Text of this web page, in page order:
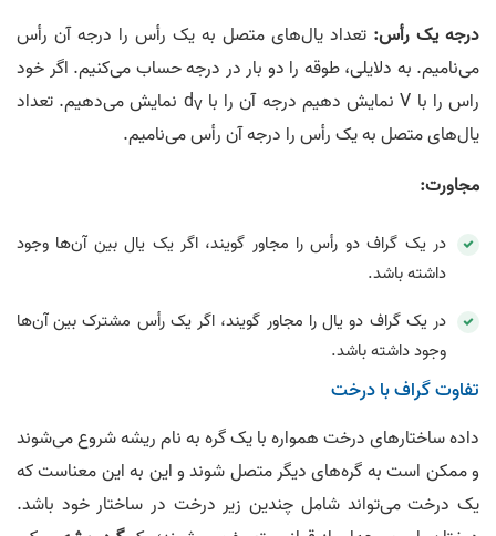
درجه یک رأس: تعداد یال‌های متصل به یک رأس را درجه آن رأس
می‌­نامیم. به دلایلی، طوقه را دو بار در درجه حساب می‌کنیم. اگر خود
راس را با V نمایش دهیم درجه آن را با d
V
نمایش می‌دهیم. تعداد
یال­‌های متصل به یک رأس را درجه آن رأس می­‌نامیم.
مجاورت:
در یک گراف دو رأس را مجاور گویند، اگر یک یال بین آن­‌ها وجود
داشته باشد.
در یک گراف دو یال را مجاور گویند، اگر یک رأس مشترک بین آن­‌ها
وجود داشته باشد.
تفاوت گراف با درخت
داده ساختارهای درخت همواره با یک گره به نام ریشه شروع می‌شوند
و ممکن است به گره­‌های دیگر متصل شوند و این به این معناست که
یک درخت می‌­تواند شامل چندین زیر درخت در ساختار خود باشد.